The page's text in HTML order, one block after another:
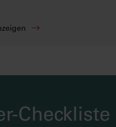
Checkliste